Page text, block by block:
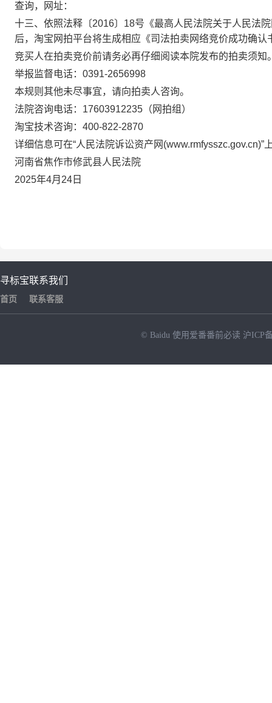
查询，网址：
十三、依照法释〔2016〕18号《最高人民法院关于人民法
后，淘宝网拍平台将生成相应《司法拍卖网络竞价成功确
竞买人在拍卖竞价前请务必再仔细阅读本院发布的拍卖须知
举报监督电话： 0391-2656998
本规则其他未尽事宜，请向拍卖人咨询。
法院咨询电话： 17603912235（网拍组）
淘宝技术咨询： 400-822-2870
详细信息可在“人民法院诉讼资产网(www.rmfysszc.gov.cn)”
河南省焦作市修武县人民法院
2025年4月24日
寻标宝
首页
联系我们
联系客服
© Baidu 使用爱番番前必读 沪ICP